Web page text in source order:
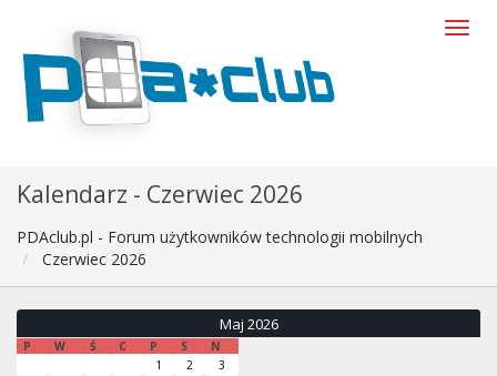
Kalendarz - Czerwiec 2026
PDAclub.pl - Forum użytkowników technologii mobilnych
Czerwiec 2026
Maj 2026
P W Ś C P S
N
1
2
3